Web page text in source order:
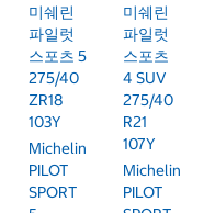
미쉐린
파일럿
스포츠 5
275/40
ZR18
103Y
Michelin
PILOT
SPORT
미쉐린
파일럿
스포츠
4 SUV
275/40
R21
107Y
Michelin
PILOT